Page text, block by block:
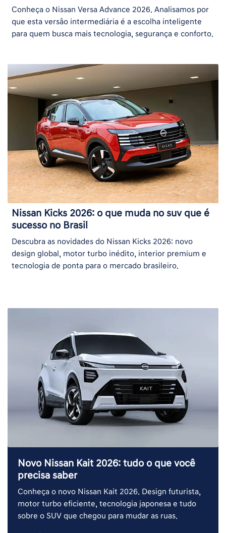
Conheça o Nissan Versa Advance 2026. Analisamos por
que esta versão intermediária é a escolha inteligente
para quem busca mais tecnologia, segurança e conforto.
Nissan Kicks 2026: o que muda no suv que é
sucesso no Brasil
Descubra as novidades do Nissan Kicks 2026: novo
design global, motor turbo inédito, interior premium e
tecnologia de ponta para o mercado brasileiro.
Novo Nissan Kait 2026: tudo o que você
precisa saber
Conheça o novo Nissan Kait 2026. Design futurista,
motor turbo eficiente, tecnologia japonesa e tudo
sobre o SUV que chegou para mudar as ruas.